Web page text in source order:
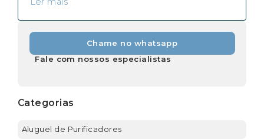
Fale com nossos especialistas
Chame no whatsapp
Categorias
Aluguel de Purificadores